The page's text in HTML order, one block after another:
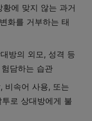
황에 맞지 않는 과거
화를 거부하는 태
방의 외모, 성격 등
담하는 습관
비속어 사용, 또는
로 상대방에게 불